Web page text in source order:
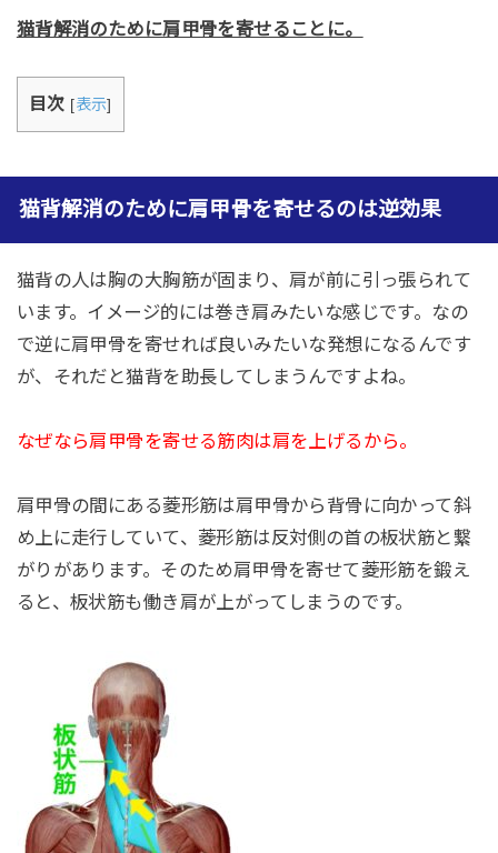
猫背解消のために肩甲骨を寄せることに。
目次 [表示]
猫背解消のために肩甲骨を寄せるのは逆効果
猫背の人は胸の大胸筋が固まり、肩が前に引っ張られて
います。イメージ的には巻き肩みたいな感じです。なの
で逆に肩甲骨を寄せれば良いみたいな発想になるんです
が、それだと猫背を助長してしまうんですよね。
なぜなら肩甲骨を寄せる筋肉は肩を上げるから。
肩甲骨の間にある菱形筋は肩甲骨から背骨に向かって斜
め上に走行していて、菱形筋は反対側の首の板状筋と繋
がりがあります。そのため肩甲骨を寄せて菱形筋を鍛え
ると、板状筋も働き肩が上がってしまうのです。